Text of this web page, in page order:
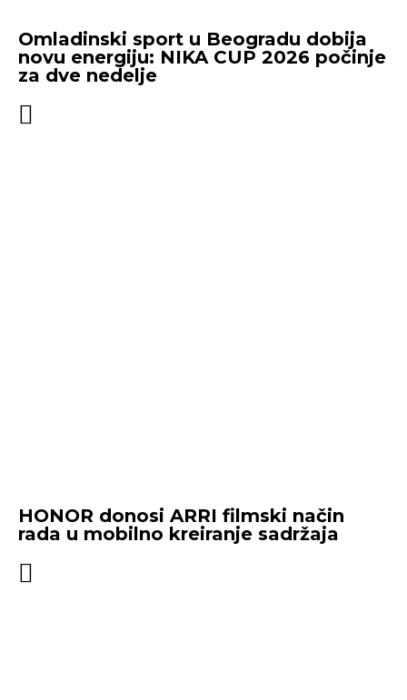
Omladinski sport u Beogradu dobija
novu energiju: NIKA CUP 2026 počinje
za dve nedelje
HONOR donosi ARRI filmski način
rada u mobilno kreiranje sadržaja